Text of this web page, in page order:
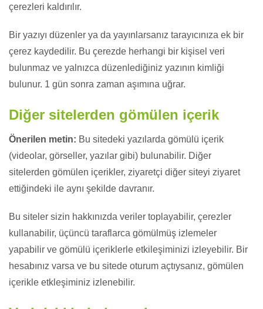
çerezleri kaldırılır.
Bir yazıyı düzenler ya da yayınlarsanız tarayıcınıza ek bir
çerez kaydedilir. Bu çerezde herhangi bir kişisel veri
bulunmaz ve yalnızca düzenlediğiniz yazının kimliği
bulunur. 1 gün sonra zaman aşımına uğrar.
Diğer sitelerden gömülen içerik
Önerilen metin: Bu sitedeki yazılarda gömülü içerik
(videolar, görseller, yazılar gibi) bulunabilir. Diğer
sitelerden gömülen içerikler, ziyaretçi diğer siteyi ziyaret
ettiğindeki ile aynı şekilde davranır.
Bu siteler sizin hakkınızda veriler toplayabilir, çerezler
kullanabilir, üçüncü taraflarca gömülmüş izlemeler
yapabilir ve gömülü içeriklerle etkileşiminizi izleyebilir. Bir
hesabınız varsa ve bu sitede oturum açtıysanız, gömülen
içerikle etkleşiminiz izlenebilir.